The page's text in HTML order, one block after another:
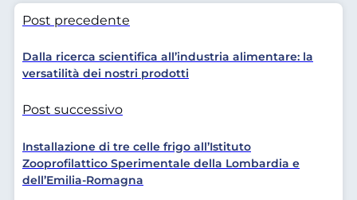
Post precedente
Dalla ricerca scientifica all’industria alimentare: la
versatilità dei nostri prodotti
Post successivo
Installazione di tre celle frigo all’Istituto
Zooprofilattico Sperimentale della Lombardia e
dell’Emilia-Romagna